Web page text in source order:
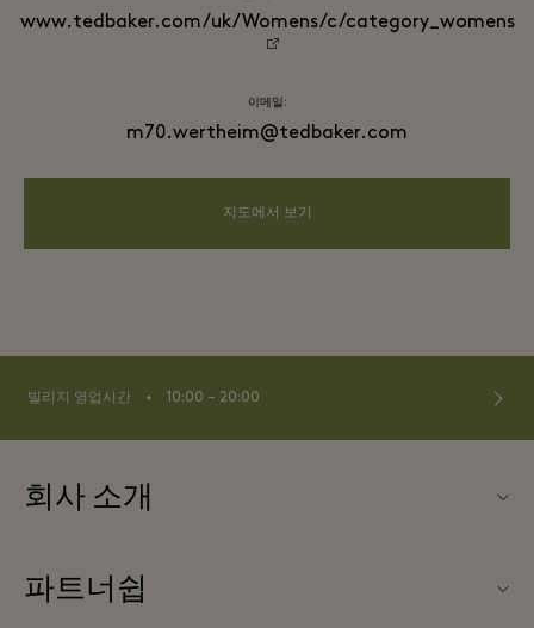
www.tedbaker.com/uk/Womens/c/category_womens
이메일:
m70.wertheim@tedbaker.com
지도에서 보기
빌리지 영업시간 ⬩ 10:00 – 20:00
회사 소개
연락처
파트너쉽